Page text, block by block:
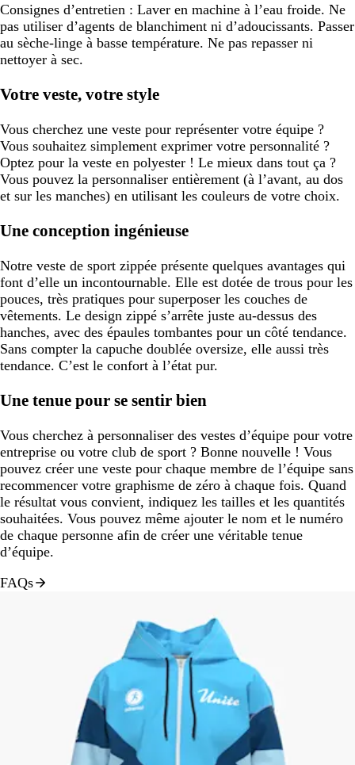
Consignes d’entretien : Laver en machine à l’eau froide. Ne
pas utiliser d’agents de blanchiment ni d’adoucissants. Passer
au sèche-linge à basse température. Ne pas repasser ni
nettoyer à sec.
Votre veste, votre style
Vous cherchez une veste pour représenter votre équipe ?
Vous souhaitez simplement exprimer votre personnalité ?
Optez pour la veste en polyester ! Le mieux dans tout ça ?
Vous pouvez la personnaliser entièrement (à l’avant, au dos
et sur les manches) en utilisant les couleurs de votre choix.
Une conception ingénieuse
Notre veste de sport zippée présente quelques avantages qui
font d’elle un incontournable. Elle est dotée de trous pour les
pouces, très pratiques pour superposer les couches de
vêtements. Le design zippé s’arrête juste au-dessus des
hanches, avec des épaules tombantes pour un côté tendance.
Sans compter la capuche doublée oversize, elle aussi très
tendance. C’est le confort à l’état pur.
Une tenue pour se sentir bien
Vous cherchez à personnaliser des vestes d’équipe pour votre
entreprise ou votre club de sport ? Bonne nouvelle ! Vous
pouvez créer une veste pour chaque membre de l’équipe sans
recommencer votre graphisme de zéro à chaque fois. Quand
le résultat vous convient, indiquez les tailles et les quantités
souhaitées. Vous pouvez même ajouter le nom et le numéro
de chaque personne afin de créer une véritable tenue
d’équipe.
FAQs